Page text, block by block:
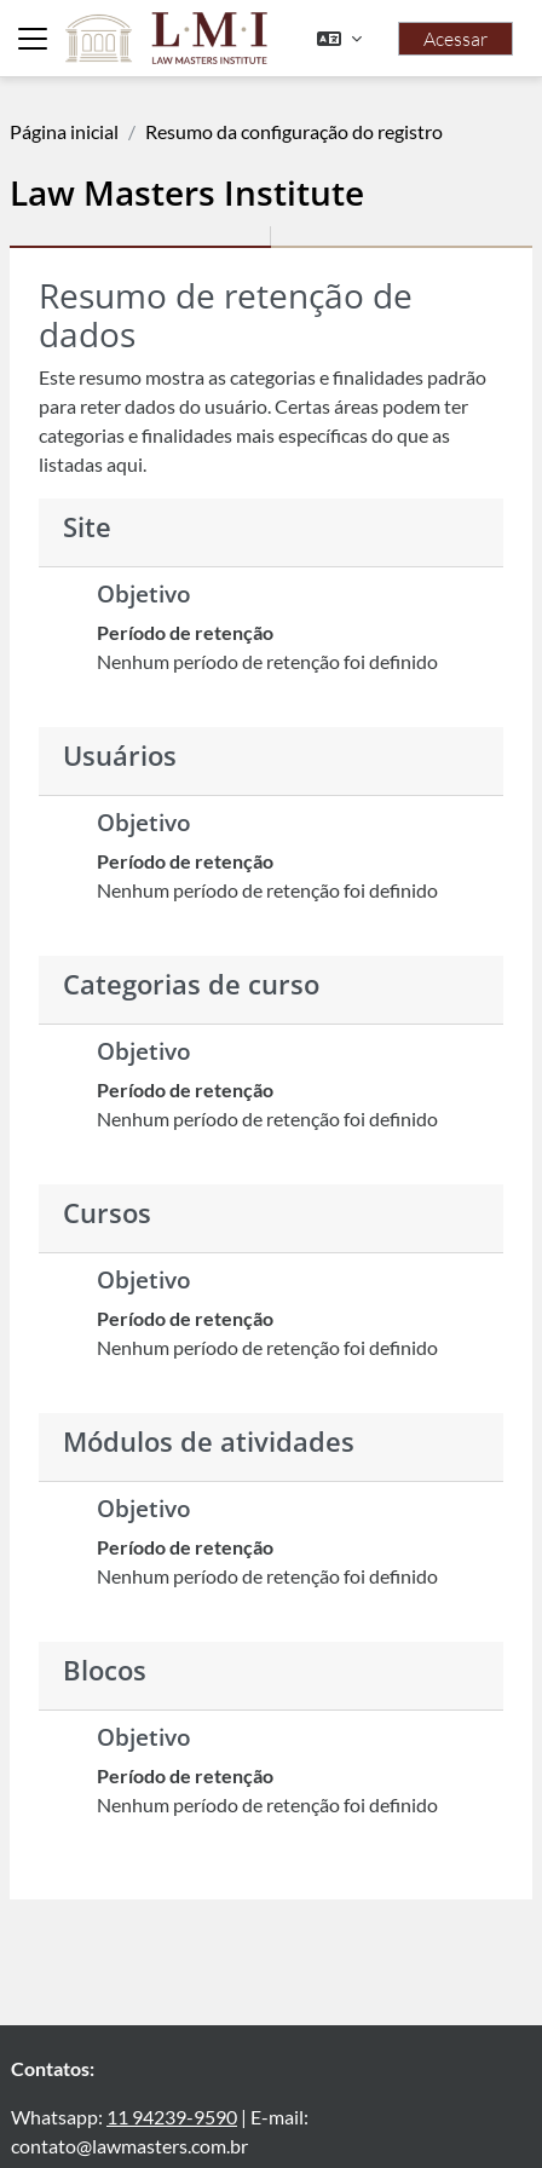
Ir para o conteúdo principal
Painel lateral
Acessar
Página inicial Resumo da configuração do registro
Law Masters Institute
Resumo de retenção de
dados
Este resumo mostra as categorias e finalidades padrão
para reter dados do usuário. Certas áreas podem ter
categorias e finalidades mais específicas do que as
listadas aqui.
Site
Objetivo
Período de retenção
Nenhum período de retenção foi definido
Usuários
Objetivo
Período de retenção
Nenhum período de retenção foi definido
Categorias de curso
Objetivo
Período de retenção
Nenhum período de retenção foi definido
Cursos
Objetivo
Período de retenção
Nenhum período de retenção foi definido
Módulos de atividades
Objetivo
Período de retenção
Nenhum período de retenção foi definido
Blocos
Objetivo
Período de retenção
Nenhum período de retenção foi definido
Contatos:
Whatsapp: 11 94239-9590 | E-mail:
contato@lawmasters.com.br